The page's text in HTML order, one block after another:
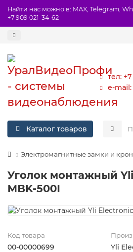
Найти нас можно в: MAX, Telegram,
+7 909 021-34-62
тел:
e-
Каталог товаров
Электромагнитные замки и
Уголок монтажный
MBK-500I
Код товара
00-00000699 Yli